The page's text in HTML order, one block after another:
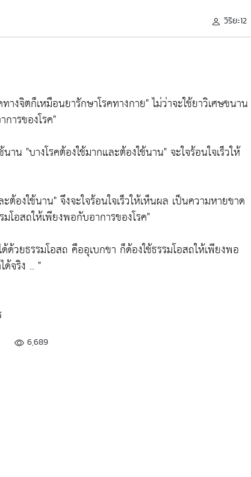
วิริยะ12
ทางจิตก็เหมือนยารักษาโรคทางกาย"ไม่ว่าจะใช้ยาวิเศษขนาน
ารของโรค"
นาน "บางโรคต้องใช้มากและต้องใช้นาน"จะใจร้อนใจเร็วให้
ต้องใช้นาน"จึงจะใจร้อนใจเร็วให้เห็นผล เป็นความหายขาด
มโอสถให้เพียงพอกับอาการของโรค"
ด้วยธรรมโอสถ คืออุเบกขา ก็ด้องใช้ธรรมโอสถให้เพียงพอ
ด้จริง .. "
6,689